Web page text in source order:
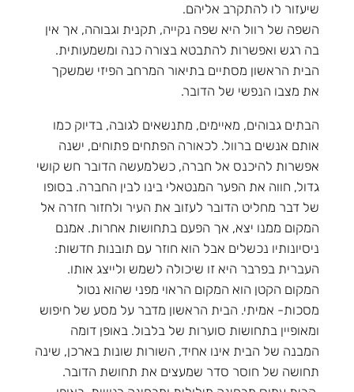
שיעזור לו להתקרב אליהם.
השפה של רוול היא שפה נקייה, תקנית וגבוהה, אך אין
בה רגש ואפשרות להתבטא בצורה כנה ומשמעותית.
הבית הראשון מסתיים בתיאור המרחב הפיזי שמשקך
את מצבו הנפשי של הדובר.
הבתים גבוהים, מאיימים, מתנשאים לגובה, בדיוק כמו
אותם אנשים ברוול. לכאורה הפתחים פתוחים, ישנה
אפשרות להיכנס אל חברה, כשלמעשה הדובר חש קושי
גדול, חווה את הפער המנטאלי בינו לבין החברה. בסופו
של דבר מחליט הדובר לעזוב את העיר ולחזור חזרה אל
המקום ממנו יצא, אך הפעם בתחושות אחרות. אמנם
ניסיונותיו נכשלים אבל הוא חוזר עם תובנות חדשות:
העברית בפרבר היא זו שיכולה לשמש ולייצג אותו.
המקום הקטן הוא המקום הראוי מפני שהוא נטול
מסכות- אמיתי. הבית הראשון מדבר על מסע של חיפוש
ומאופיין בתחושות סוערות של בלבול. באופן דומה
המבנה של הבית אינו אחיד, השורות שונות בארכן, שינה
תחושה של חוסר סדר שמעצים את תחושת הדובר.